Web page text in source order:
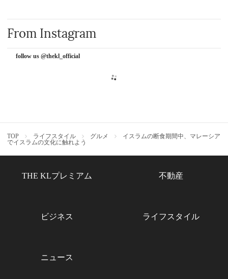
From Instagram
follow us @thekl_official
TOP ライフスタイル グルメ
イスラムの断食期間中、マレーシア
でイスラムの文化に触れよう
THE KLプレミアム 不動産
ビジネス ライフスタイル
ニュース